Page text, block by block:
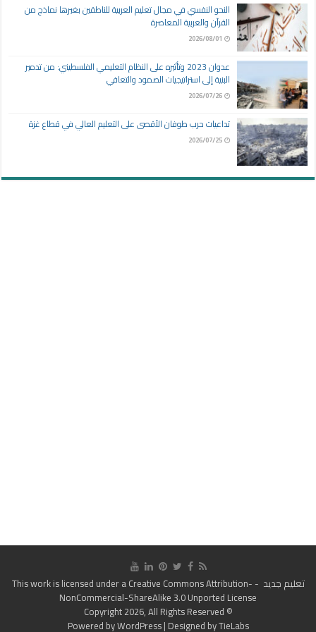
النحو النفسي في مجال تعليم العربية للناطقين بغيرها نماذج من
القرآن والعربية المعاصرة
2026/08/01
عدوان 2023 وتأثيره على النظام التعليمي الفلسطيني: من تدمير
البنية إلى استراتيجيات الصمود والتعافي
2026/07/26
تداعيات حرب طوفان الأقصى على التعليم العالي في قطاع غزة
2026/07/25
تعليم جديد - This work is licensed under a
Creative Commons Attribution-
NonCommercial-ShareAlike 3.0 Unported License
© Copyright 2026, All Rights Reserved
Powered byWordPress| Designed byTieLabs